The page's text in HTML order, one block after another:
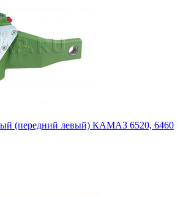
(передний левый) КАМАЗ 6520, 6460